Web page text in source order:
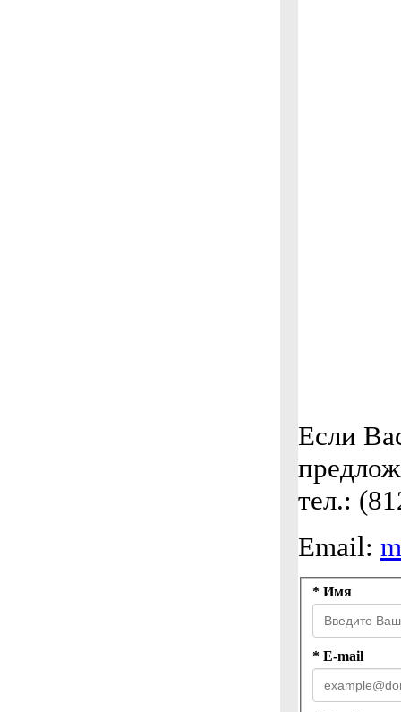
Если
тел.:
Email:
* Имя
* E-mail